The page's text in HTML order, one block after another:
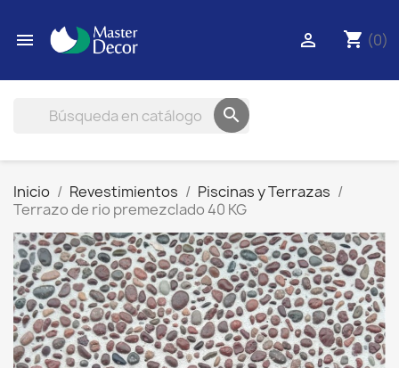
 shopping_cart (0)


Inicio Revestimientos
Piscinas y Terrazas
Terrazo de rio premezclado 40 KG